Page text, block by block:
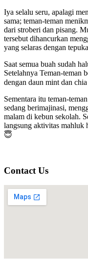
Iya selalu seru, apalagi
sama; teman-teman
dari stroberi dan pisang.
tersebut dihancurkan
yang selaras dengan
Saat semua buah sudah
Setelahnya Teman-teman
dengan daun mint dan
Sementara itu teman-
sedang berimajinasi,
malam di kebun sekolah.
langsung aktivitas mahluk
😇
Contact Us